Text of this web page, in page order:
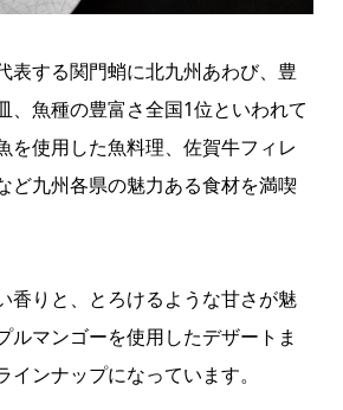
表する関門蛸に北九州あわび、豊
、魚種の豊富さ全国1位といわれて
を使用した魚料理、佐賀牛フィレ
ど九州各県の魅力ある食材を満喫
香りと、とろけるような甘さが魅
ルマンゴーを使用したデザートま
インナップになっています。